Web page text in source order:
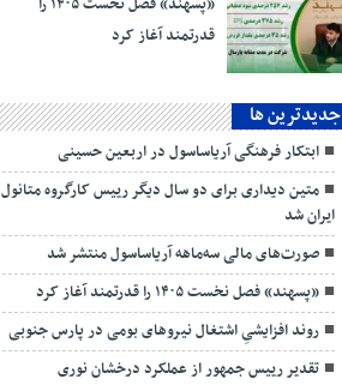
قدرتمند آغاز کرد
جديدترين ها
ابتکار فرهنگی آریاساسول در اربعین حسینی
متین دیداری برای دو سال دیگر رییس کارگروه متانول
ایران شد
صورت‌های مالی سه‌ماهه آریاساسول منتشر شد
«پسهند» فصل نخست ۱۴۰۵ را قدرتمند آغاز کرد
روند افزایشیِ اشتغال نیروهای بومی در پارس جنوبی
تقدیر رییس جمهور از عملکرد درخشان نوری